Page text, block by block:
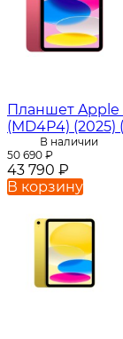
Планшет Apple
(MD4P4) (2025)
В наличии
50 690 ₽
43 790 ₽
В корзину